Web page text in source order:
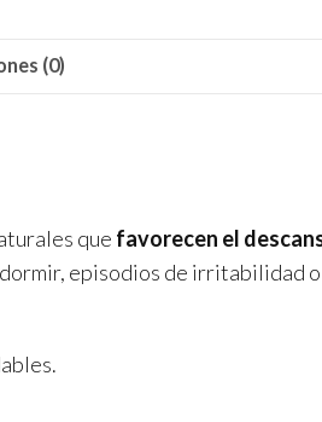
(0)
que favorecen el
episodios de irritabilidad